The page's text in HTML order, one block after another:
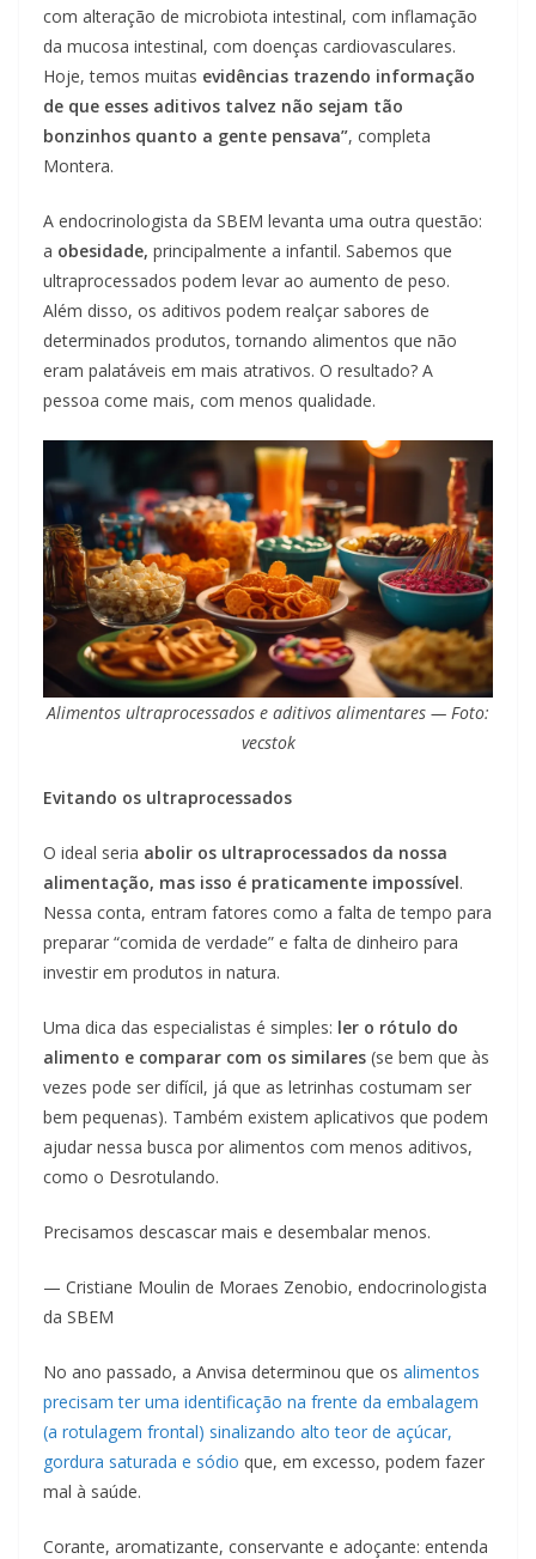
com alteração de microbiota intestinal, com inflamação
da mucosa intestinal, com doenças cardiovasculares.
Hoje, temos muitas evidências trazendo informação
de que esses aditivos talvez não sejam tão
bonzinhos quanto a gente pensava”, completa
Montera.
A endocrinologista da SBEM levanta uma outra questão:
a obesidade, principalmente a infantil. Sabemos que
ultraprocessados podem levar ao aumento de peso.
Além disso, os aditivos podem realçar sabores de
determinados produtos, tornando alimentos que não
eram palatáveis em mais atrativos. O resultado? A
pessoa come mais, com menos qualidade.
Alimentos ultraprocessados e aditivos alimentares — Foto:
vecstok
Evitando os ultraprocessados
O ideal seria abolir os ultraprocessados da nossa
alimentação, mas isso é praticamente impossível.
Nessa conta, entram fatores como a falta de tempo para
preparar “comida de verdade” e falta de dinheiro para
investir em produtos in natura.
Uma dica das especialistas é simples: ler o rótulo do
alimento e comparar com os similares (se bem que às
vezes pode ser difícil, já que as letrinhas costumam ser
bem pequenas). Também existem aplicativos que podem
ajudar nessa busca por alimentos com menos aditivos,
como o Desrotulando.
Precisamos descascar mais e desembalar menos.
— Cristiane Moulin de Moraes Zenobio, endocrinologista
da SBEM
No ano passado, a Anvisa determinou que os alimentos
precisam ter uma identificação na frente da embalagem
(a rotulagem frontal) sinalizando alto teor de açúcar,
gordura saturada e sódio que, em excesso, podem fazer
mal à saúde.
Corante, aromatizante, conservante e adoçante: entenda